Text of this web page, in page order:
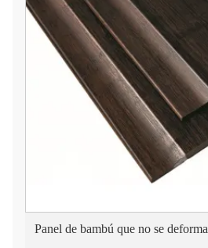
Panel de bambú que no se deforma